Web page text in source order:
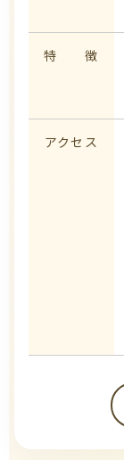
特 徴
アクセス